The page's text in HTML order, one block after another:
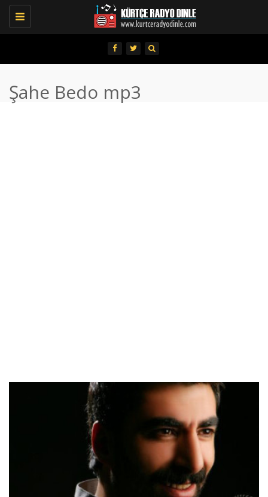
Toggle
navigation
Şahe Bedo mp3